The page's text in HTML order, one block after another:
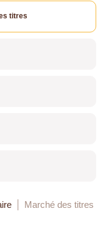
titres
Marché des titres